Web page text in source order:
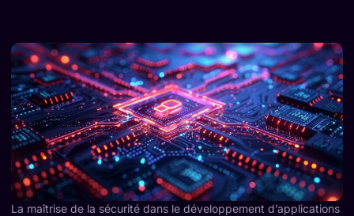
La maîtrise de la sécurité dans le développement d’applications